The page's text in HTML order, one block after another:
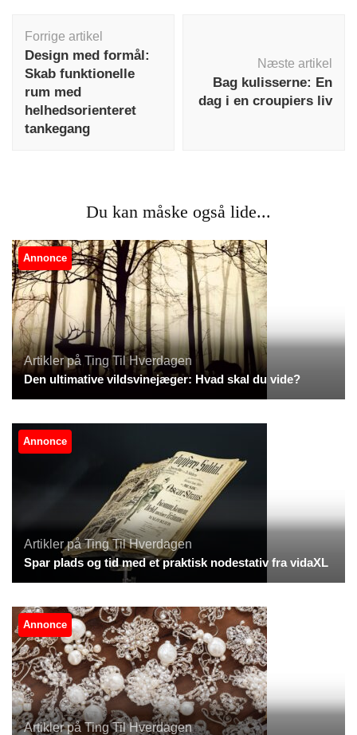
Forrige artikel
Design med formål:
Skab funktionelle
rum med
helhedsorienteret
tankegang
Næste artikel
Bag kulisserne: En
dag i en croupiers liv
Du kan måske også lide...
Annonce
Artikler på Ting Til Hverdagen
Den ultimative vildsvinejæger: Hvad skal du vide?
Annonce
Artikler på Ting Til Hverdagen
Spar plads og tid med et praktisk nodestativ fra vidaXL
Annonce
Artikler på Ting Til Hverdagen